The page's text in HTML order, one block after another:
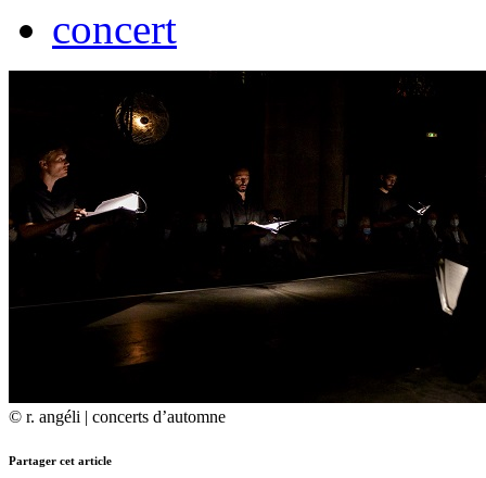
concert
© r. angéli | concerts d’automne
Partager cet article